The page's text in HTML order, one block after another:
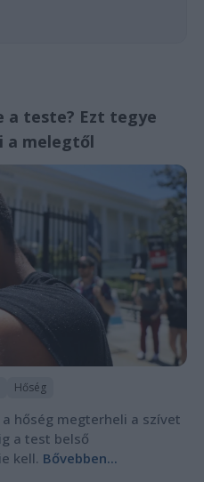
a teste? Ezt tegye
a melegtől
Hőség
hőség megterheli a szívet
a test belső
kell. Bővebben...